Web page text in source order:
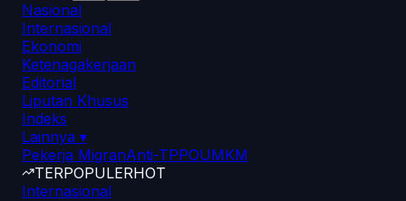
Nasional
Internasional
Ekonomi
Ketenagakerjaan
Editorial
Liputan Khusus
Indeks
Lainnya ▾
Pekerja MigranAnti-TPPOUMKM
TERPOPULERHOT
Internasional